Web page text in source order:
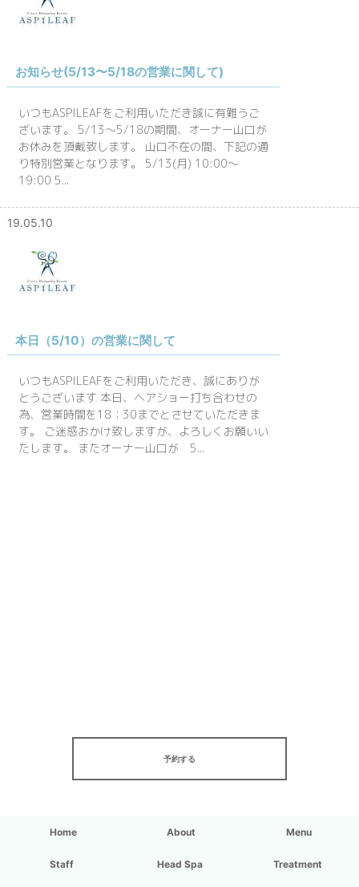
お知らせ(5/13〜5/18の営業に関して)
いつもASPILEAFをご利用いただき誠に有難うご
ざいます。 5/13〜5/18の期間、オーナー山口が
お休みを頂戴致します。 山口不在の間、下記の通
り特別営業となります。 5/13(月) 10:00〜
19:00 5...
19.05.10
本日（5/10）の営業に関して
いつもASPILEAFをご利用いただき、誠にありが
とうございます 本日、ヘアショー打ち合わせの
為、営業時間を18：30までとさせていただきま
す。 ご迷惑おかけ致しますが、よろしくお願いい
たします。 またオーナー山口が 5...
予約する
Home About Menu
Staff Head Spa Treatment